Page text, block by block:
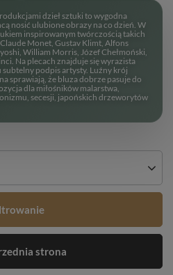
dzieł sztuki to wygodna
nosić ulubione obrazy na co dzień. W
inspirowanym twórczością takich
Monet, Gustav Klimt, Alfons
William Morris, Józef Chełmoński,
Na plecach znajduje się wyrazista
podpis artysty. Luźny krój
sprawiają, że bluza dobrze pasuje do
dla miłośników malarstwa,
secesji, japońskich drzeworytów
strona